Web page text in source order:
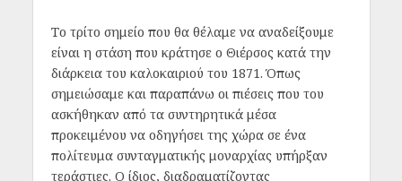
Το τρίτο σημείο που θα θέλαμε να αναδείξουμε
είναι η στάση που κράτησε ο Θιέρσος κατά την
διάρκεια του καλοκαιριού του 1871. Όπως
σημειώσαμε και παραπάνω οι πιέσεις που του
ασκήθηκαν από τα συντηρητικά μέσα
προκειμένου να οδηγήσει της χώρα σε ένα
πολίτευμα συνταγματικής μοναρχίας υπήρξαν
τεράστιες. Ο ίδιος, διαδραματίζοντας